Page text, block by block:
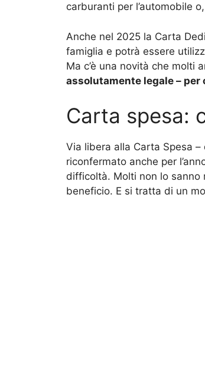
carburanti per l’automobile
Anche nel 2025 la Carta
famiglia e potrà essere
Ma c’è una novità che molti
assolutamente legale –
Carta spesa:
Via libera alla Carta Spesa
riconfermato anche per
difficoltà. Molti non lo sanno
beneficio. E si tratta di un